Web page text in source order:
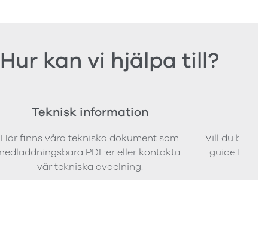
Hur kan vi hjälpa till?
Teknisk information
Här finns våra tekniska dokument som
PDF:er eller kontakta
vår tekniska avdelning.
Vill du
guide för